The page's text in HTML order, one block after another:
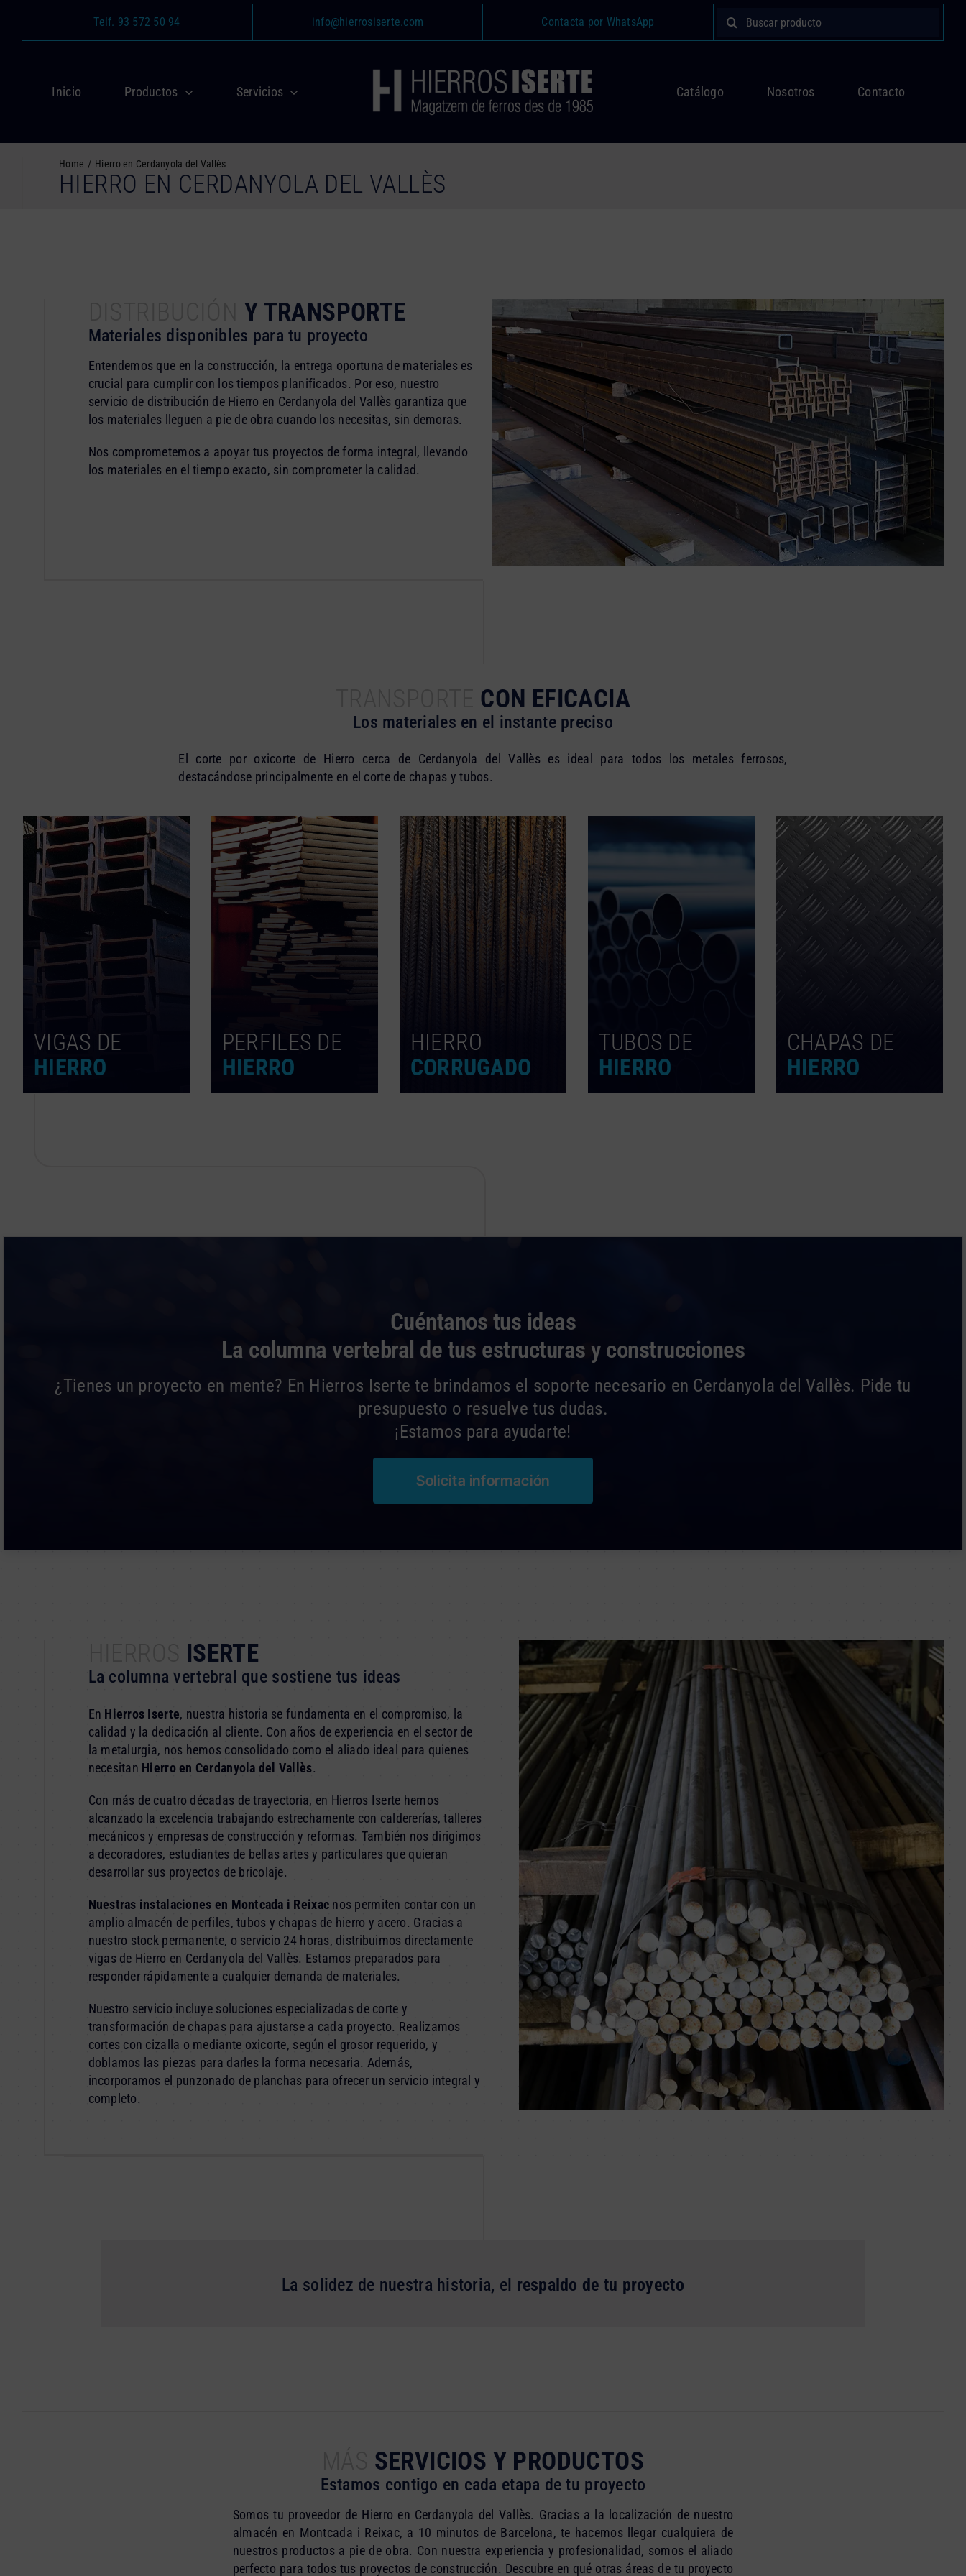
Saltar
contenido
Telf. 93 572 50 94 info@hierrosiserte.com Contacta por WhatsApp Buscar:
Inicio Productos Servicios Catálogo Nosotros Contacto
Home Hierro en Cerdanyola del Vallès
HIERRO EN CERDANYOLA DEL VALLÈS
Y TRANSPORTE
Materiales disponibles para tu proyecto
Entendemos que en la construcción, la entrega oportuna de materiales es
crucial para cumplir con los tiempos planificados. Por eso, nuestro
servicio de distribución de Hierro en Cerdanyola del Vallès garantiza que
los materiales lleguen a pie de obra cuando los necesitas, sin demoras.
Nos comprometemos a apoyar tus proyectos de forma integral, llevando
los materiales en el tiempo exacto, sin comprometer la calidad.
CON EFICACIA
Los materiales en el instante preciso
El corte por oxicorte de Hierro cerca de Cerdanyola del Vallès es ideal para todos los metales ferrosos,
destacándose principalmente en el corte de chapas y tubos.
VIGAS DE
HIERRO
PERFILES DE
HIERRO
HIERRO
CORRUGADO
TUBOS DE
HIERRO
CHAPAS DE
HIERRO
Cuéntanos tus ideas
La columna vertebral de tus estructuras y construcciones
¿Tienes un proyecto en mente? En Hierros Iserte te brindamos el soporte necesario en Cerdanyola del Vallès. Pide tu
presupuesto o resuelve tus dudas.
¡Estamos para ayudarte!
Solicita información
ISERTE
La columna vertebral que sostiene tus ideas
En Hierros Iserte, nuestra historia se fundamenta en el compromiso, la
calidad y la dedicación al cliente. Con años de experiencia en el sector de
la metalurgia, nos hemos consolidado como el aliado ideal para quienes
necesitan Hierro en Cerdanyola del Vallès.
Con más de cuatro décadas de trayectoria, en Hierros Iserte hemos
alcanzado la excelencia trabajando estrechamente con caldererías, talleres
mecánicos y empresas de construcción y reformas. También nos dirigimos
a decoradores, estudiantes de bellas artes y particulares que quieran
desarrollar sus proyectos de bricolaje.
Nuestras instalaciones en Montcada i Reixac nos permiten contar con un
amplio almacén de perfiles, tubos y chapas de hierro y acero. Gracias a
nuestro stock permanente, o servicio 24 horas, distribuimos directamente
vigas de Hierro en Cerdanyola del Vallès. Estamos preparados para
responder rápidamente a cualquier demanda de materiales.
Nuestro servicio incluye soluciones especializadas de corte y
transformación de chapas para ajustarse a cada proyecto. Realizamos
cortes con cizalla o mediante oxicorte, según el grosor requerido, y
doblamos las piezas para darles la forma necesaria. Además,
incorporamos el punzonado de planchas para ofrecer un servicio integral y
completo.
La solidez de nuestra historia, el respaldo de tu proyecto
SERVICIOS Y PRODUCTOS
Estamos contigo en cada etapa de tu proyecto
Somos tu proveedor de Hierro en Cerdanyola del Vallès. Gracias a la localización de nuestro
almacén en Montcada i Reixac, a 10 minutos de Barcelona, te hacemos llegar cualquiera de
nuestros productos a pie de obra. Con nuestra experiencia y profesionalidad, somos el aliado
perfecto para todos tus proyectos de construcción. Descubre en qué otras áreas de tu proyecto